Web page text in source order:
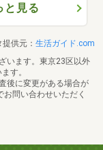
と見る
供元： 生活ガイド.com
います。東京23区以外
す。
後に変更がある場合が
問い合わせいただく